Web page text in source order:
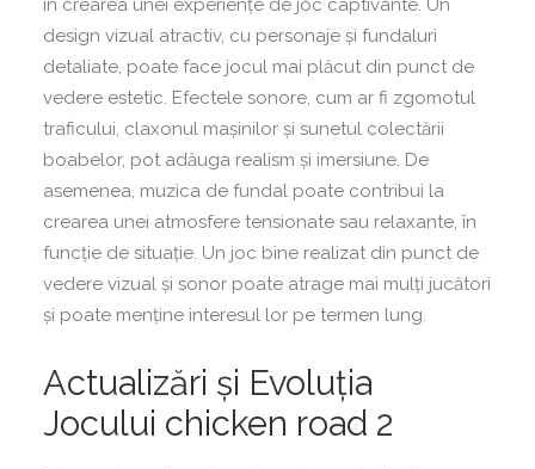
în crearea unei experiențe de joc captivante. Un
design vizual atractiv, cu personaje și fundaluri
detaliate, poate face jocul mai plăcut din punct de
vedere estetic. Efectele sonore, cum ar fi zgomotul
traficului, claxonul mașinilor și sunetul colectării
boabelor, pot adăuga realism și imersiune. De
asemenea, muzica de fundal poate contribui la
crearea unei atmosfere tensionate sau relaxante, în
funcție de situație. Un joc bine realizat din punct de
vedere vizual și sonor poate atrage mai mulți jucători
și poate menține interesul lor pe termen lung.
Actualizări și Evoluția
Jocului chicken road 2